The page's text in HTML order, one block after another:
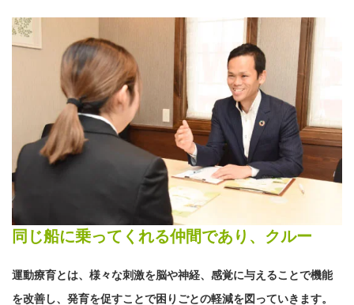
同じ船に乗ってくれる仲間であり、クルー
運動療育とは、様々な刺激を脳や神経、感覚に与えることで機能
を改善し、発育を促すことで困りごとの軽減を図っていきます。